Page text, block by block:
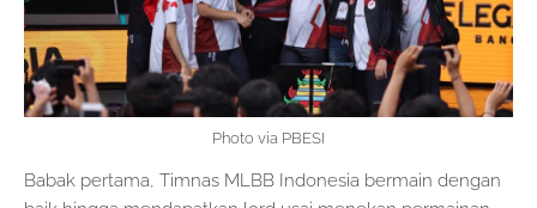
Photo via PBESI
Babak pertama, Timnas MLBB Indonesia bermain dengan